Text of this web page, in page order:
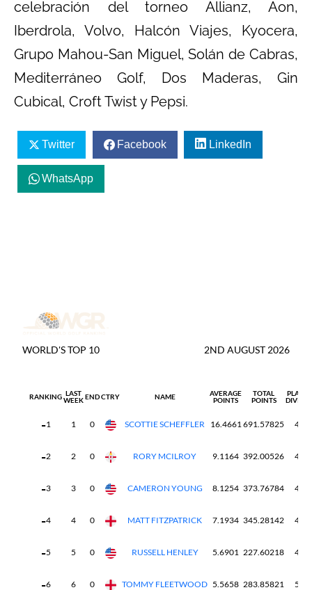
celebración del torneo Allianz, Aon,
Iberdrola, Volvo, Halcón Viajes, Kyocera,
Grupo Mahou-San Miguel, Solán de Cabras,
Mediterráneo Golf, Dos Maderas, Gin
Cubical, Croft Twist y Pepsi.
Twitter Facebook LinkedIn
WhatsApp